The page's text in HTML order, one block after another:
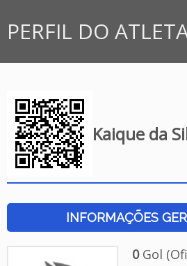
PERFIL DO
Kaique da
INFORMAÇÕES
0Gol